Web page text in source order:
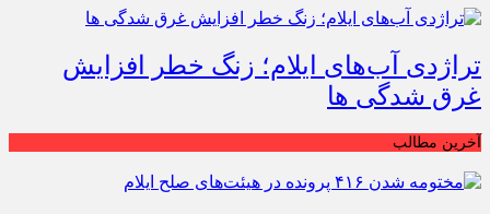
تراژدی آب‌های ایلام؛ زنگ خطر افزایش
غرق شدگی ها
آخرین مطالب